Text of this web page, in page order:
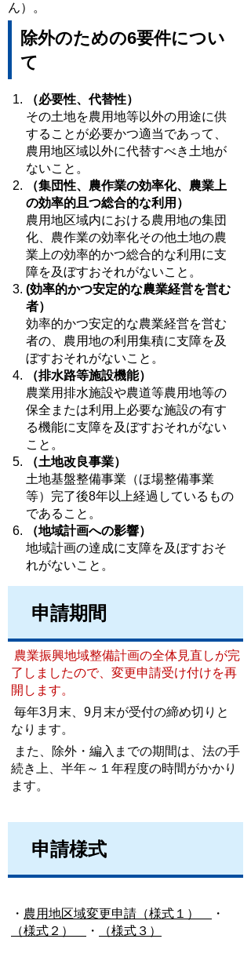
ん）。
除外のための6要件につい
て
（必要性、代替性）
その土地を農用地等以外の用途に供
することが必要かつ適当であって、
農用地区域以外に代替すべき土地が
ないこと。
（集団性、農作業の効率化、農業上
の効率的且つ総合的な利用）
農用地区域内における農用地の集団
化、農作業の効率化その他土地の農
業上の効率的かつ総合的な利用に支
障を及ぼすおそれがないこと。
(効率的かつ安定的な農業経営を営む
者）
効率的かつ安定的な農業経営を営む
者の、農用地の利用集積に支障を及
ぼすおそれがないこと。
（排水路等施設機能）
農業用排水施設や農道等農用地等の
保全または利用上必要な施設の有す
る機能に支障を及ぼすおそれがない
こと。
（土地改良事業）
土地基盤整備事業（ほ場整備事業
等）完了後8年以上経過しているもの
であること。
（地域計画への影響）
地域計画の達成に支障を及ぼすおそ
れがないこと。
申請期間
農業振興地域整備計画の全体見直しが完
了しましたので、変更申請受け付けを再
開します。
毎年3月末、9月末が受付の締め切りと
なります。
また、除外・編入までの期間は、法の手
続き上、半年～１年程度の時間がかかり
ます。
申請様式
・ 農用地区域変更申請（様式１）
・
（様式２）
・ （様式３）